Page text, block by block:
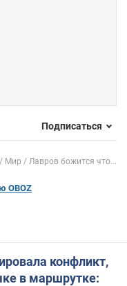
Подписаться
Мир Лавров божится что...
OBOZ
конфликт,
в маршрутке: